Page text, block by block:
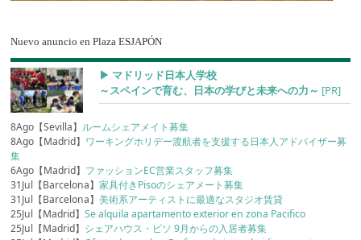
Nuevo anuncio en Plaza ESJAPÓN
▶︎ マドリッド日本人学校
～スペインで育む、日本の学びと未来への力～ [PR]
8Ago【Sevilla】 ルームシェアメイト募集
8Ago【Madrid】 ワーキングホリデー渡航者を支援する日本人アドバイザー募
集
6Ago【Madrid】 ファッションEC営業スタッフ募集
31Jul【Barcelona】家具付きPisoのシェアメート募集
31Jul【Barcelona】美術系アーティストに最適なスタジオ賃貸
25Jul【Madrid】Se alquila apartamento exterior en zona Pacifico
25Jul【Madrid】 シェアハウス・ピソ 9月からの入居者募集